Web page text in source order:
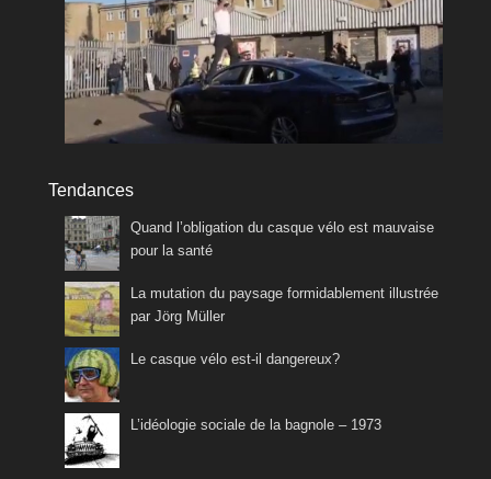
Tendances
Quand l’obligation du casque vélo est mauvaise
pour la santé
La mutation du paysage formidablement illustrée
par Jörg Müller
Le casque vélo est-il dangereux?
L’idéologie sociale de la bagnole – 1973